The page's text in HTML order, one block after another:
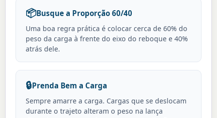
📦Busque a Proporção 60/40
Uma boa regra prática é colocar cerca de 60% do
peso da carga à frente do eixo do reboque e 40%
atrás dele.
🔒Prenda Bem a Carga
Sempre amarre a carga. Cargas que se deslocam
durante o trajeto alteram o peso na lança